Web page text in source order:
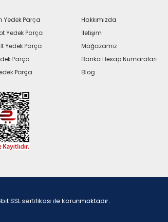
Yedek Parça
Yedek Parça
Yedek Parça
Parça
Parça
Hakkımızda
İletişim
Mağazamız
Banka Hesap Numaraları
Blog
SSL sertifikası ile korunmaktadır.